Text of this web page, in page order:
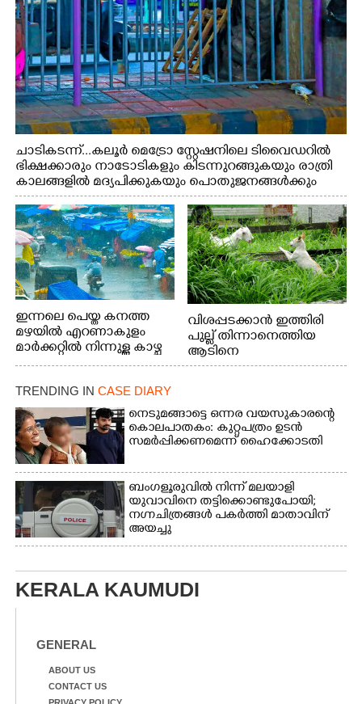
ചാടികടന്ന്...കലൂർ മെട്രോ സ്റ്റേഷനിലെ ടിവൈഡറിൽ
ഭിക്ഷക്കാരും നാടോടികളും കിടന്നുറങ്ങുകയും രാത്രി
കാലങ്ങളിൽ മദ്യപിക്കുകയും പൊതുജനങ്ങൾക്കും
വാഹനത്തിൽ പോകുന്നവർക്കും ബുദ്ധിമുട്ട് ഉണ്ടായ
സാഹചര്യത്തിൽ അധികാരികൾ കമ്പി കൊണ്ട് മറച്ച
വേലി ചാടികടക്കുന്ന നാടോടി സ്ത്രീ
ഇന്നലെ പെയ്ത കനത്ത
മഴയിൽ എറണാകുളം
മാർക്കറ്റിൽ നിന്നുള്ള കാഴ്ച
വിശപ്പടക്കാൻ ഇത്തിരി
പുല്ല് തിന്നാനെത്തിയ
ആടിനെ
ആക്രമിക്കാനൊരുങ്ങുന്ന
വാത്തുരുത്തിയിൽ
നിന്നുള്ള കാഴ്ച
TRENDING IN CASE DIARY
നെടുമങ്ങാട്ടെ ഒന്നര വയസുകാരന്റെ
കൊലപാതകം: കുറ്റപത്രം ഉടൻ
സമർപ്പിക്കണമെന്ന് ഹൈക്കോടതി
ബംഗളൂരുവിൽ നിന്ന് മലയാളി
യുവാവിനെ തട്ടിക്കൊണ്ടുപോയി;
നഗ്നചിത്രങ്ങൾ പകർത്തി മാതാവിന്
അയച്ചു
KERALA KAUMUDI
GENERAL
ABOUT US
CONTACT US